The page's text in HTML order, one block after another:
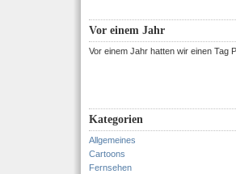
Vor einem Jahr
Vor einem Jahr hatten wir einen Tag
Kategorien
Allgemeines
Cartoons
Fernsehen